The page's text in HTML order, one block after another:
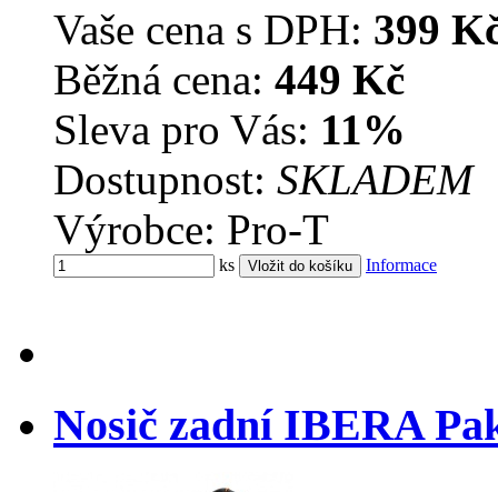
Vaše cena s DPH: 399
Běžná cena: 449 Kč
Sleva pro Vás: 11%
Dostupnost: SKLADEM
Výrobce: Pro-T
ks Informace
Nosič zadní IBERA